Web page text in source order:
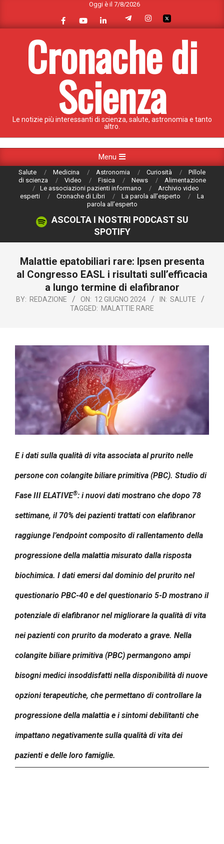
content
Oggi è il 7/8/2026
Cronache di
Scienza
Le notizie più interessanti di scienza, salute, astronomia e tanto
altro.
Navigation
Menu
Salute Medicina Astronomia Curiosità
Pillole
di scienza
Video Fisica News
Alimentazione
Le associazioni pazienti informano
Archivio video
esperti
Cronache di Libri La parola all’esperto
La
parola all’esperto
ASCOLTA I NOSTRI PODCAST SU
SPOTIFY
Malattie epatobiliari rare: Ipsen presenta
al Congresso EASL i risultati sull’efficacia
a lungo termine di elafibranor
BY: REDAZIONE ON: 12 GIUGNO 2024 IN: SALUTE
TAGGED: MALATTIE RARE
E i dati sulla qualità di vita associata al prurito nelle
persone con colangite biliare primitiva (PBC). Studio di
Fase III ELATIVE®: i nuovi dati mostrano che dopo 78
settimane, il 70% dei pazienti trattati con elafibranor
raggiunge l’endpoint composito di rallentamento della
progressione della malattia misurato dalla risposta
biochimica. I dati emersi dal dominio del prurito nel
questionario PBC-40 e del questionario 5-D mostrano il
potenziale di elafibranor nel migliorare la qualità di vita
nei pazienti con prurito da moderato a grave. Nella
colangite biliare primitiva (PBC) permangono ampi
bisogni medici insoddisfatti nella disponibilità di nuove
opzioni terapeutiche, che permettano di controllare la
progressione della malattia e i sintomi debilitanti che
impattano negativamente sulla qualità di vita dei
pazienti e delle loro famiglie.